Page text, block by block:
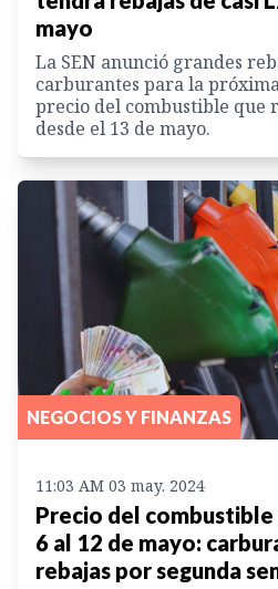
mayo
La SEN anunció grandes
carburantes para la
precio del combustible que
desde el 13 de mayo.
NEGOCIOS Y FINANZAS
11:03 AM 03 may. 2024
Precio del combustible
6 al 12 de mayo:
rebajas por segunda